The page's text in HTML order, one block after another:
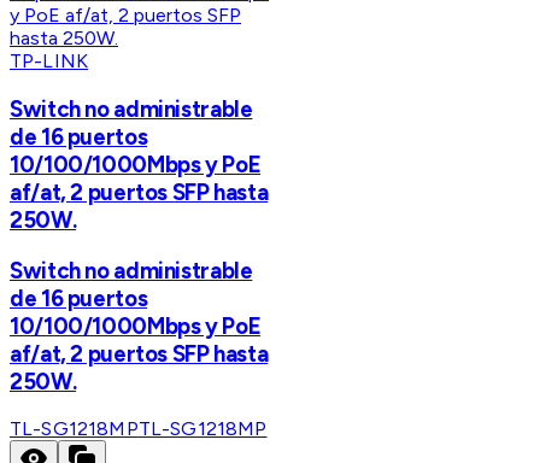
TP-LINK
Switch no administrable
de 16 puertos
10/100/1000Mbps y PoE
af/at, 2 puertos SFP hasta
250W.
Switch no administrable
de 16 puertos
10/100/1000Mbps y PoE
af/at, 2 puertos SFP hasta
250W.
TL-SG1218MPTL-SG1218MP